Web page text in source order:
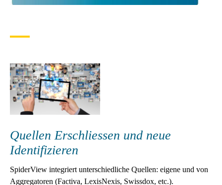
Quellen Erschliessen und neue
Identifizieren
SpiderView integriert unterschiedliche Quellen: eigene und von
Aggregatoren (Factiva, LexisNexis, Swissdox, etc.).